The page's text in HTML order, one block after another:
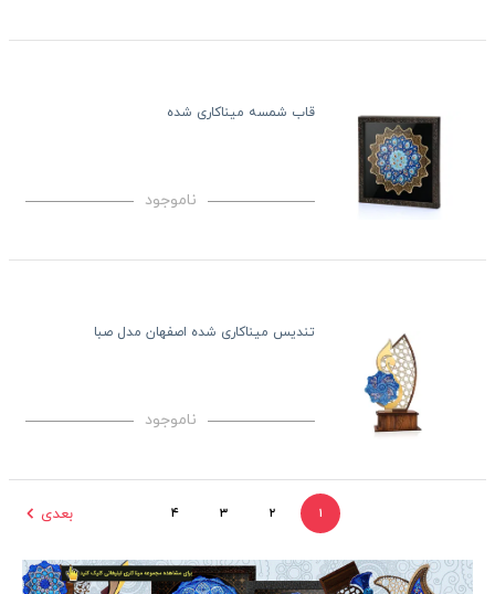
قاب شمسه میناکاری شده
ناموجود
تندیس میناکاری شده اصفهان مدل صبا
ناموجود
۱ ۲ ۳ ۴ بعدی